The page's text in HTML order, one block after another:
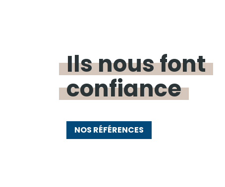
Ils nous font
confiance
NOS RÉFÉRENCES